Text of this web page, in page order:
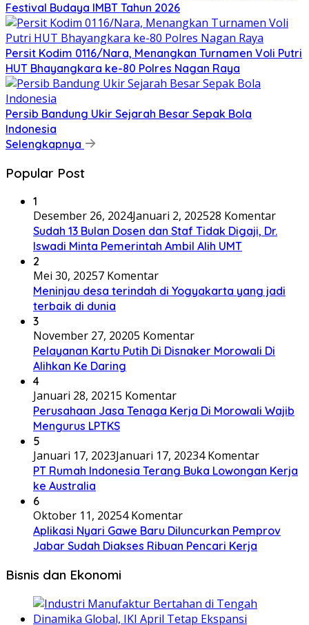
Festival Budaya IMBT Tahun 2026
Persit Kodim 0116/Nara, Menangkan Turnamen Voli Putri
HUT Bhayangkara ke-80 Polres Nagan Raya
Persib Bandung Ukir Sejarah Besar Sepak Bola
Indonesia
Selengkapnya
Popular Post
1
Desember 26, 2024Januari 2, 202528 Komentar
Sudah 13 Bulan Dosen dan Staf Tidak Digaji, Dr.
Iswadi Minta Pemerintah Ambil Alih UMT
2
Mei 30, 20257 Komentar
Meninjau desa terindah di Yogyakarta yang jadi
terbaik di dunia
3
November 27, 20205 Komentar
Pelayanan Kartu Putih Di Disnaker Morowali Di
Alihkan Ke Daring
4
Januari 28, 20215 Komentar
Perusahaan Jasa Tenaga Kerja Di Morowali Wajib
Mengurus LPTKS
5
Januari 17, 2023Januari 17, 20234 Komentar
PT Rumah Indonesia Terang Buka Lowongan Kerja
ke Australia
6
Oktober 11, 20254 Komentar
Aplikasi Nyari Gawe Baru Diluncurkan Pemprov
Jabar Sudah Diakses Ribuan Pencari Kerja
Bisnis dan Ekonomi